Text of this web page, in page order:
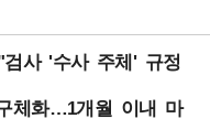
사 '수사 주체' 규정
체화…1개월 이내 마